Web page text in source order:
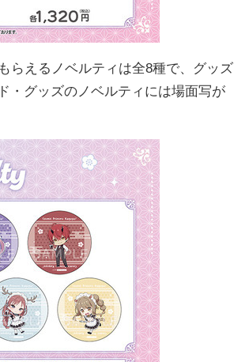
らえるノベルティは全8種で、グッズ
・グッズのノベルティには場面写が